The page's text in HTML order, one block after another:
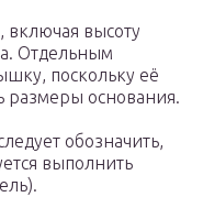
включая высоту
Отдельным
поскольку её
основания.
обозначить,
выполнить